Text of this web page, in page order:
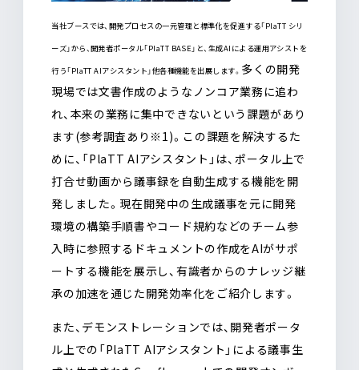
当社ブースでは、開発プロセスの一元管理と標準化を促進する「PlaTT シリ
ーズ」から、開発者ポータル「PlaTT BASE」と、生成AIによる運用アシストを
行う「PlaTT AIアシスタント」他各種機能を出展します。 多くの開発
現場では文書作成のようなノンコア業務に追わ
れ、本来の業務に集中できないという課題があり
ます(参考調査あり※1)。この課題を解決するた
めに、「PlaTT AIアシスタント」は、ポータル上で
打合せ動画から議事録を自動生成する機能を開
発しました。現在開発中の生成議事を元に開発
環境の構築手順書やコード規約などのチーム参
入時に参照するドキュメントの作成をAIがサポ
ートする機能を展示し、有識者からのナレッジ継
承の加速を通じた開発効率化をご紹介します。
また、デモンストレーションでは、開発者ポータ
ル上での「PlaTT AIアシスタント」による議事生